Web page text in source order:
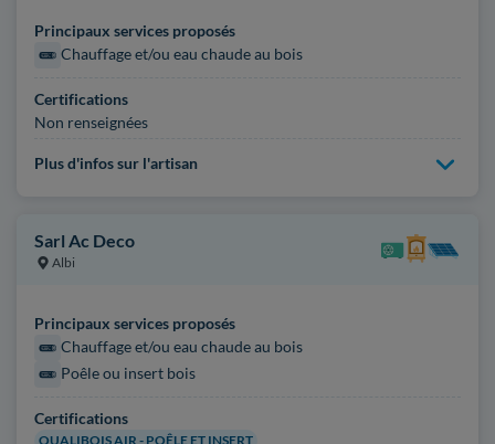
Principaux services proposés
Chauffage et/ou eau chaude au bois
Certifications
Non renseignées
Plus d'infos sur l'artisan
Sarl Ac Deco
Albi
Principaux services proposés
Chauffage et/ou eau chaude au bois
Poêle ou insert bois
Certifications
QUALIBOIS AIR - POÊLE ET INSERT